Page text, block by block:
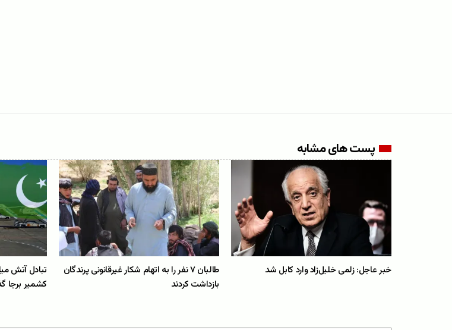
پست های مشابه
خبر عاجل: زلمی خلیل‌زاد وارد کابل شد
طالبان ۷ نفر را به اتهام شکار غیرقانونی پرندگان
بازداشت کردند
تبادل آتش
کشمیر برجا